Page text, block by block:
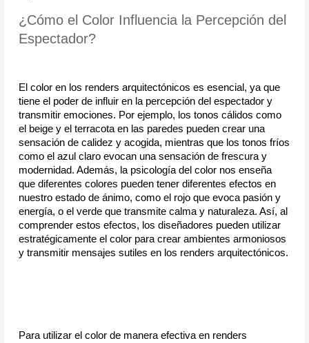
¿Cómo el Color Influencia la Percepción del
Espectador?
El color en los renders arquitectónicos es esencial, ya que
tiene el poder de influir en la percepción del espectador y
transmitir emociones. Por ejemplo, los tonos cálidos como
el beige y el terracota en las paredes pueden crear una
sensación de calidez y acogida, mientras que los tonos fríos
como el azul claro evocan una sensación de frescura y
modernidad. Además, la psicología del color nos enseña
que diferentes colores pueden tener diferentes efectos en
nuestro estado de ánimo, como el rojo que evoca pasión y
energía, o el verde que transmite calma y naturaleza. Así, al
comprender estos efectos, los diseñadores pueden utilizar
estratégicamente el color para crear ambientes armoniosos
y transmitir mensajes sutiles en los renders arquitectónicos.
Para utilizar el color de manera efectiva en renders